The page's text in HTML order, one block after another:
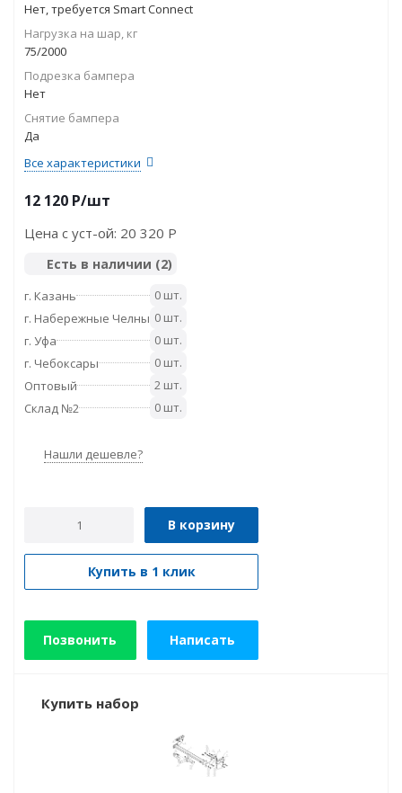
Нет, требуется Smart Connect
Нагрузка на шар, кг
75/2000
Подрезка бампера
Нет
Снятие бампера
Да
Все характеристики
12 120 P/шт
Цена с уст-ой: 20 320 P
Есть в наличии (2)
г. Казань
0 шт.
г. Набережные Челны 0 шт.
г. Уфа
0 шт.
г. Чебоксары
0 шт.
Оптовый
2 шт.
Склад №2
0 шт.
Нашли дешевле?
В корзину
Купить в 1 клик
Позвонить Написать
Купить набор